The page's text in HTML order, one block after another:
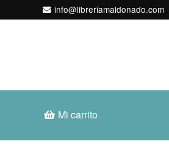
info@libreriamaldonado.com
Mi carrito